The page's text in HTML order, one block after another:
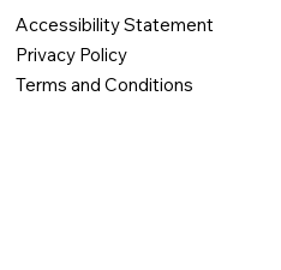
Accessibility Statement
Privacy Policy
Terms and Conditions